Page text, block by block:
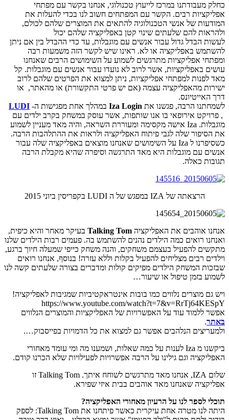
כחלק מעבודתנו במרכז לייעוץ טכנולוגי, אנחנו בקשר עם מפתחי
אפליקציות רבים. הקשר עם המפתחים חשוב לנו בכדי להעלות את
המודעות של אנשי הטכנולוגיה להתאים את המוצרים שלהם לכולם,
ולהראות להם שלעתים שינוי קטן באפליקציה שלהם יכול
לעשות הבדל גדול עבור אנשים עם מוגבלות, עד כדי ההבדל בין אם ניתן
להשתמש באפליקציה או לא. ראינו שיש לקשר הזה משמעות רבה
ומפתחי אפליקציות מתרגשים לשמוע על השימושים הרבים שאנחנו
עושים באפליקציות, אשר לרוב לא נועדו עבור אנשים עם מוגבלות. קל
מאד לפנות למפתחי אפליקציות, ניתן למצוא את הפרטים שלהם לרוב
ישירות מהאפליקציה עצמה (אם יש פרטי התקשורת) או מהאתר, או
דרך האייטיונס.
לשמחתנו הרבה, פגשנו את Iza Login במהלך אחת מפגישות ה- LUDI
, פרויקט אירופאי בו אנו שותפות, אשר עוסק במשחק בקרב ילדים עם
מוגבלות. Iza אישה מקסימה ומעוררת השראה, והיה מאד מעניין לשמוע
את הסיפור שלה לגבי פיתוח האפליקציה ולראות את ההתלהבות הרבה.
כשסיפרנו ל Iza על השימושים שאנחנו מוצאים באפליקציה שלה עבור
אנשים עם מוגבלות היא מאד התרגשה וסיפרה שהיא מקבלת הרבה
תגובות כאלה.
הרצאתה של IZA במפגש של ה LUDI בקפריסין ביוני 2015
אנחנו אוהבים את האפליקציה Talking Tom בעיקר מאחר והיא כיפית,
ואנחנו רואים כמה הילדים נהנים להשתמש בה. פעמים רבות הילדים שלנו
מתקשים להפעיל בעצמם משחקים, והנה משחק כייפי שמעלה חיוך ברגע,
וילדים רבים מצליחים להפעיל בקלות וללא עזרה! בנוסף, אנחנו רואים
שבזכות המשחק הילדים מפיקים קולות ומדברים בצורה שלעתים קשה לנו
לשמוע בזמן טיפול או שיעור…
ויש גם מוצרים נלווים כמו בובות אינטראקטיביות שמגיבות לאפליקציה!
https://www.youtube.com/watch?t=7&v=RrTj64KESpY
אפשר ללמוד עוד על האפשרויות של האפליקציות והמוצרים הנלווים
באתר.
ולמעריצים הנלהבים אפשר גם למצוא את כל הדמויות בפייסבוק….
ביקשנו מ Iza לענות על כמה שאלות, ושמענו מה ומי עומד מאחורי
האפליקציה וגם גילינו על הרבה אפשרויות לפעילויות שלא הכרנו קודם.
שלום IZA, אנחנו מאד מתרגשים לשוחח איתך. Talking Tom זו
אפליקציה שאנחנו מאד אוהבים בבית איזי שפירא.
תוכלי לספר לנו על הרעיון מאחורי האפליקציה?
היתה לנו מטרה אחת עיקרית כאשר פיתחנו את Talking Tom: לספק